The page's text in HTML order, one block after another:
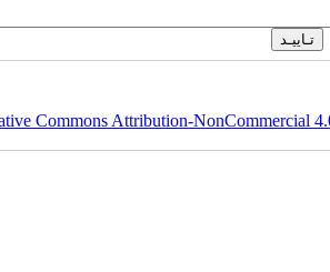
Commons Attribution-NonCommercial